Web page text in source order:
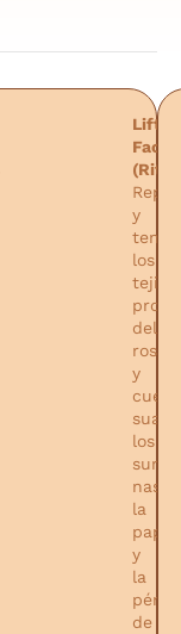
Facial
y
tensa
los
del
rostro
y
los
la
y
la
de